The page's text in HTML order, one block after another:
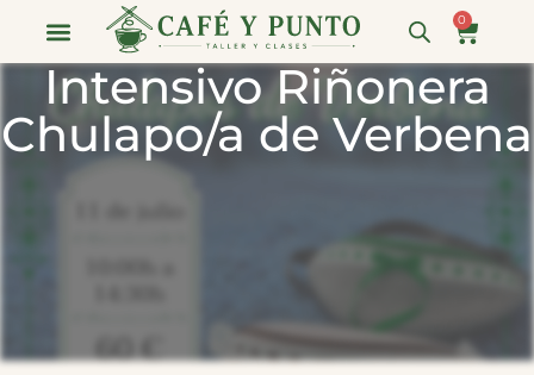
0
Intensivo Riñonera
Chulapo/a de Verbena